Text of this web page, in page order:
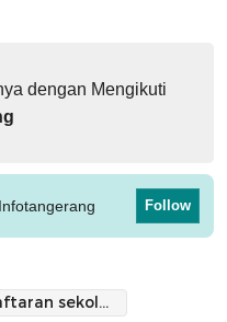
dengan Mengikuti
Follow
pendaftaran sekolah kedinasan 2026